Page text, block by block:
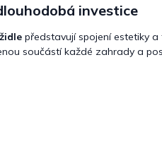
investice
představují spojení estetiky a
součástí každé zahrady a